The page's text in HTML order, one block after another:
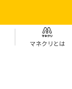
マネクリとは